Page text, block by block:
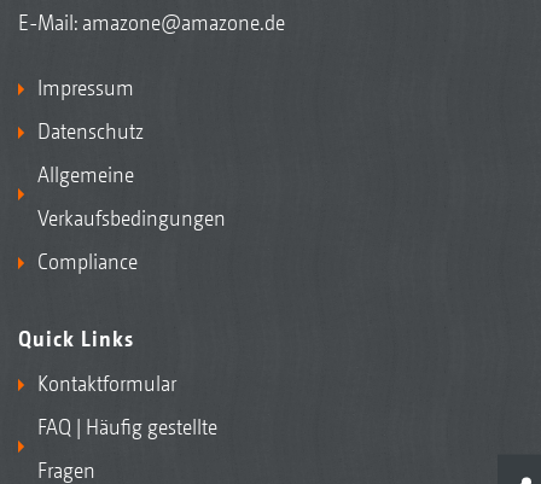
E-Mail: amazone@amazone.de
Impressum
Datenschutz
Allgemeine
Verkaufsbedingungen
Compliance
Quick Links
Kontaktformular
FAQ | Häufig gestellte
Fragen